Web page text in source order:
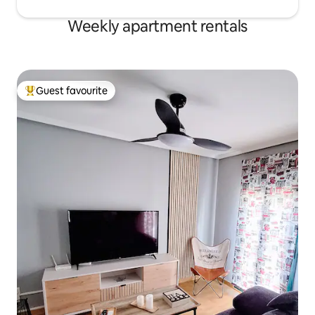
después de un día de exploración en la
naturaleza.Weekly apartment rentals
Top guest favourite
Guest favourite